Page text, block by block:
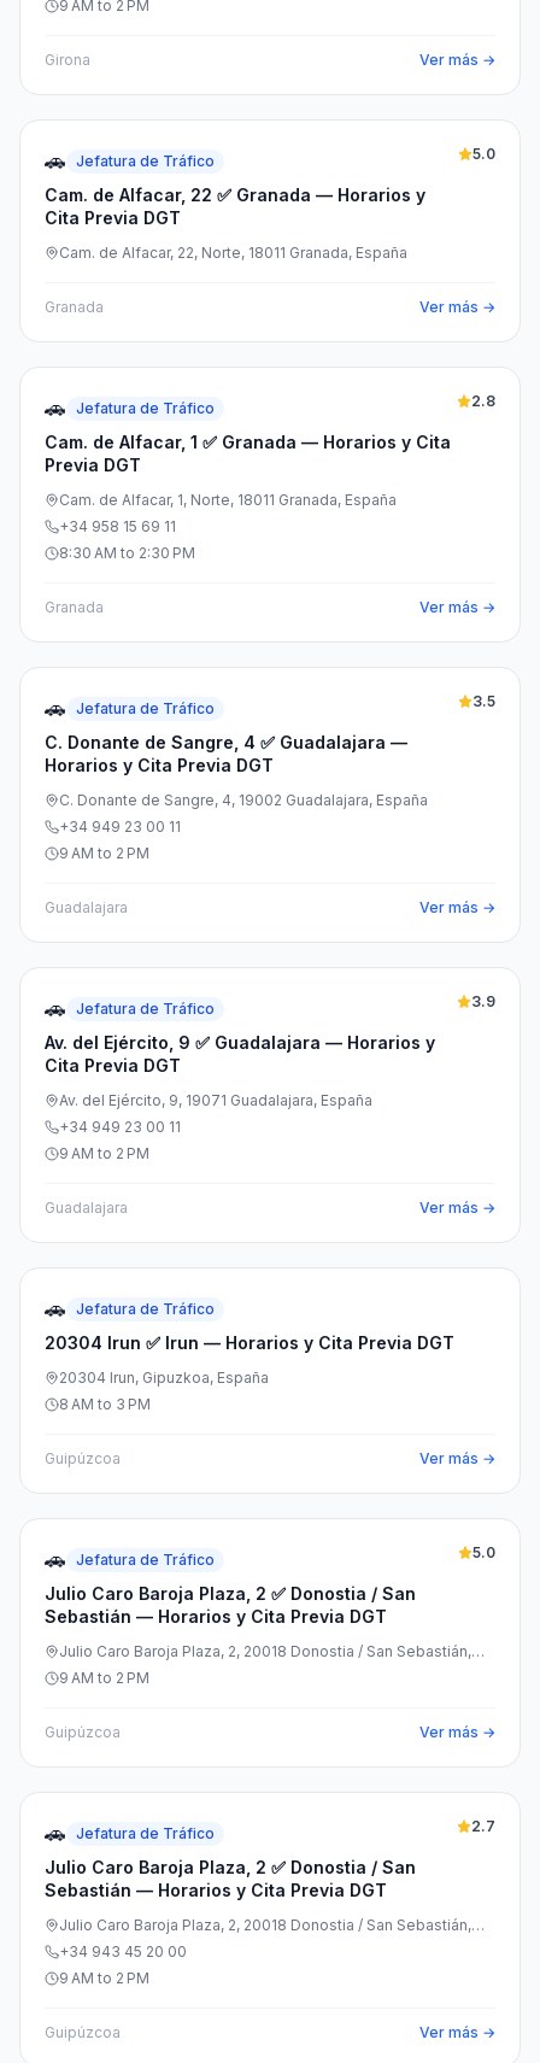
9 AM to 2 PM
Girona Ver más →
🚗 Jefatura de Tráfico
Cam. de Alfacar, 22 ✅ Granada — Horarios y
Cita Previa DGT
5.0
Cam. de Alfacar, 22, Norte, 18011 Granada, España
Granada Ver más →
🚗 Jefatura de Tráfico
Cam. de Alfacar, 1 ✅ Granada — Horarios y Cita
Previa DGT
2.8
Cam. de Alfacar, 1, Norte, 18011 Granada, España
+34 958 15 69 11
8:30 AM to 2:30 PM
Granada Ver más →
🚗 Jefatura de Tráfico
C. Donante de Sangre, 4 ✅ Guadalajara —
Horarios y Cita Previa DGT
3.5
C. Donante de Sangre, 4, 19002 Guadalajara, España
+34 949 23 00 11
9 AM to 2 PM
Guadalajara Ver más →
🚗 Jefatura de Tráfico
Av. del Ejército, 9 ✅ Guadalajara — Horarios y
Cita Previa DGT
3.9
Av. del Ejército, 9, 19071 Guadalajara, España
+34 949 23 00 11
9 AM to 2 PM
Guadalajara Ver más →
🚗 Jefatura de Tráfico
20304 Irun ✅ Irun — Horarios y Cita Previa DGT
20304 Irun, Gipuzkoa, España
8 AM to 3 PM
Guipúzcoa Ver más →
🚗 Jefatura de Tráfico
Julio Caro Baroja Plaza, 2 ✅ Donostia / San
Sebastián — Horarios y Cita Previa DGT
5.0
Julio Caro Baroja Plaza, 2, 20018 Donostia / San Sebastián,
Gipuzkoa, España
9 AM to 2 PM
Guipúzcoa Ver más →
🚗 Jefatura de Tráfico
Julio Caro Baroja Plaza, 2 ✅ Donostia / San
Sebastián — Horarios y Cita Previa DGT
2.7
Julio Caro Baroja Plaza, 2, 20018 Donostia / San Sebastián,
Gipuzkoa, España
+34 943 45 20 00
9 AM to 2 PM
Guipúzcoa Ver más →